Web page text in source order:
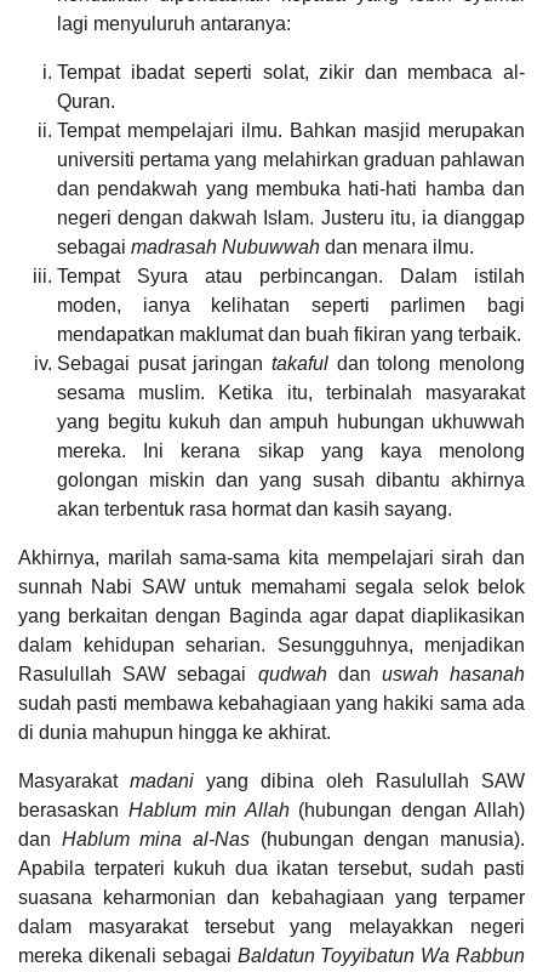
lagi menyuluruh antaranya:
Tempat ibadat seperti solat, zikir dan membaca al-
Quran.
Tempat mempelajari ilmu. Bahkan masjid merupakan
universiti pertama yang melahirkan graduan pahlawan
dan pendakwah yang membuka hati-hati hamba dan
negeri dengan dakwah Islam. Justeru itu, ia dianggap
sebagai madrasah Nubuwwah dan menara ilmu.
Tempat Syura atau perbincangan. Dalam istilah
moden, ianya kelihatan seperti parlimen bagi
mendapatkan maklumat dan buah fikiran yang terbaik.
Sebagai pusat jaringan takaful dan tolong menolong
sesama muslim. Ketika itu, terbinalah masyarakat
yang begitu kukuh dan ampuh hubungan ukhuwwah
mereka. Ini kerana sikap yang kaya menolong
golongan miskin dan yang susah dibantu akhirnya
akan terbentuk rasa hormat dan kasih sayang.
Akhirnya, marilah sama-sama kita mempelajari sirah dan
sunnah Nabi SAW untuk memahami segala selok belok
yang berkaitan dengan Baginda agar dapat diaplikasikan
dalam kehidupan seharian. Sesungguhnya, menjadikan
Rasulullah SAW sebagai qudwahdan uswah hasanah
sudah pasti membawa kebahagiaan yang hakiki sama ada
di dunia mahupun hingga ke akhirat.
Masyarakat madani yang dibina oleh Rasulullah SAW
berasaskan Hablum min Allah(hubungan dengan Allah)
dan Hablum mina al-Nas (hubungan dengan manusia).
Apabila terpateri kukuh dua ikatan tersebut, sudah pasti
suasana keharmonian dan kebahagiaan yang terpamer
dalam masyarakat tersebut yang melayakkan negeri
mereka dikenali sebagai Baldatun Toyyibatun Wa Rabbun